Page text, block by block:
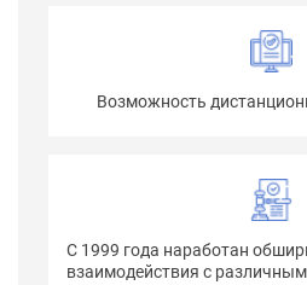
Возможность
С 1999 года наработан
взаимодействия с